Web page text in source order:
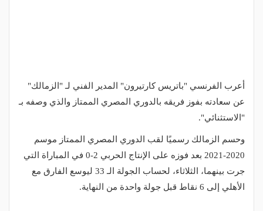
أعرب الفرنسي "باتريس كارتيرون" المدير الفني لـ "الزمالك"
عن سعادته بفوز فريقه بالدوري المصري الممتاز والذي وصفه بـ
"الاستثنائي".
وحسم الزمالك رسميًا لقب الدوري المصري الممتاز موسم
2020-2021 بعد فوزه على الإنتاج الحربي 2-0 في المباراة التي
جرت بينهما، الثلاثاء، لحساب الجولة الـ 33 ليوسع الفارق مع
الأهلي إلى 6 نقاط قبل جولة واحدة من النهاية.